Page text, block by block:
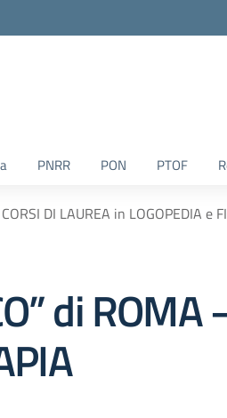
PNRR PON PTOF
DI LAUREA in LOGOPEDIA e
di ROMA